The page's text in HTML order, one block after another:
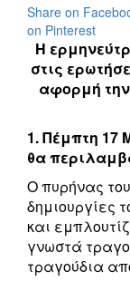
Share on
on Pinterest
Η
στις
αφορμή
1. Πέμπτη 17
θα
Ο πυρήνας
δημιουργίες
και
γνωστά
τραγούδια